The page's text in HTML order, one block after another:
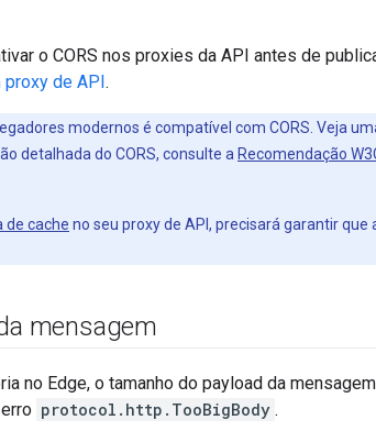
o CORS nos proxies da API antes de
proxy de API.
modernos é compatível com CORS. Veja
detalhada do CORS, consulte a Recomendação
de cache no seu proxy de API, precisará garantir que
mensagem
no Edge, o tamanho do payload da
protocol.http.TooBigBody .